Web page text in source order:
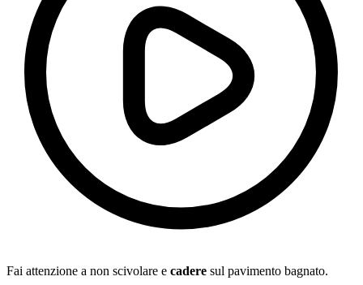
Fai attenzione a non scivolare e cadere sul pavimento bagnato.